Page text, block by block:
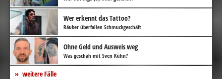
Wer erkennt das Tattoo?
Räuber überfallen Schmuckgeschäft
Ohne Geld und Ausweis weg
Was geschah mit Sven Kühn?
weitere Fälle